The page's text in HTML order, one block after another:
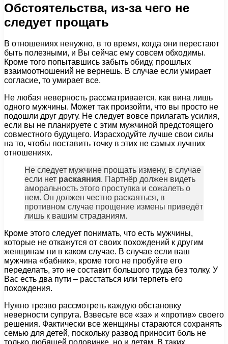
Обстоятельства, из-за чего не
следует прощать
В отношениях ненужно, в то время, когда они перестают
быть полезными, и Вы сейчас ему совсем обходимы.
Кроме того попытавшись забыть обиду, прошлых
взаимоотношений не вернешь. В случае если умирает
согласие, то умирает все.
Не любая неверность рассматривается, как вина лишь
одного мужчины. Может так произойти, что вы просто не
подошли друг другу. Не следует вовсе прилагать усилия,
если вы не планируете с этим мужчиной предстоящего
совместного будущего. Израсходуйте лучше свои силы
на то, чтобы поставить точку в этих не самых лучших
отношениях.
Не следует мужчине прощать измену, в случае
если нет раскаяния. Партнёр должен видеть
аморальность этого проступка и сожалеть о
нем. Он должен честно раскаяться, в
противном случае прощение измены приведёт
лишь к вашим страданиям.
Кроме этого следует понимать, что есть мужчины,
которые не откажутся от своих похождений к другим
женщинам ни в каком случае. В случае если ваш
мужчина «бабник», кроме того не пробуйте его
переделать, это не составит большого труда без толку. У
Вас есть два пути – расстаться или терпеть его
похождения.
Нужно трезво рассмотреть каждую обстановку
неверности супруга. Взвесьте все «за» и «против» своего
решения. Фактически все женщины стараются сохранять
семью для детей, поскольку развод приносит боль не